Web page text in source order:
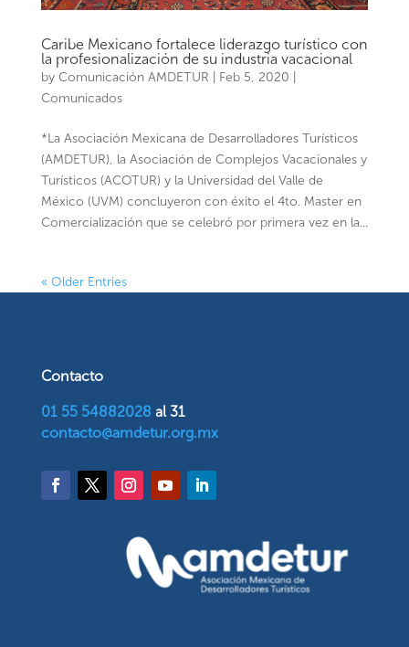
Caribe Mexicano fortalece liderazgo turístico con
la profesionalización de su industria vacacional
by Comunicación AMDETUR Feb 5, 2020
Comunicados
*La Asociación Mexicana de Desarrolladores Turísticos
(AMDETUR), la Asociación de Complejos Vacacionales y
Turísticos (ACOTUR) y la Universidad del Valle de
México (UVM) concluyeron con éxito el 4to. Master en
Comercialización que se celebró por primera vez en la...
« Older Entries
Contacto
01 55 54882028 al 31
contacto@amdetur.org.mx